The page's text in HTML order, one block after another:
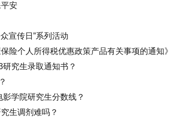
安
宣传日”系列活动
险个人所得税优惠政策产品有关事项的通知》
究生录取通知书？
学院研究生分数线？
生调剂难吗？